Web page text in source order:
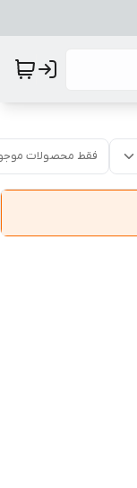
فقط محصولات